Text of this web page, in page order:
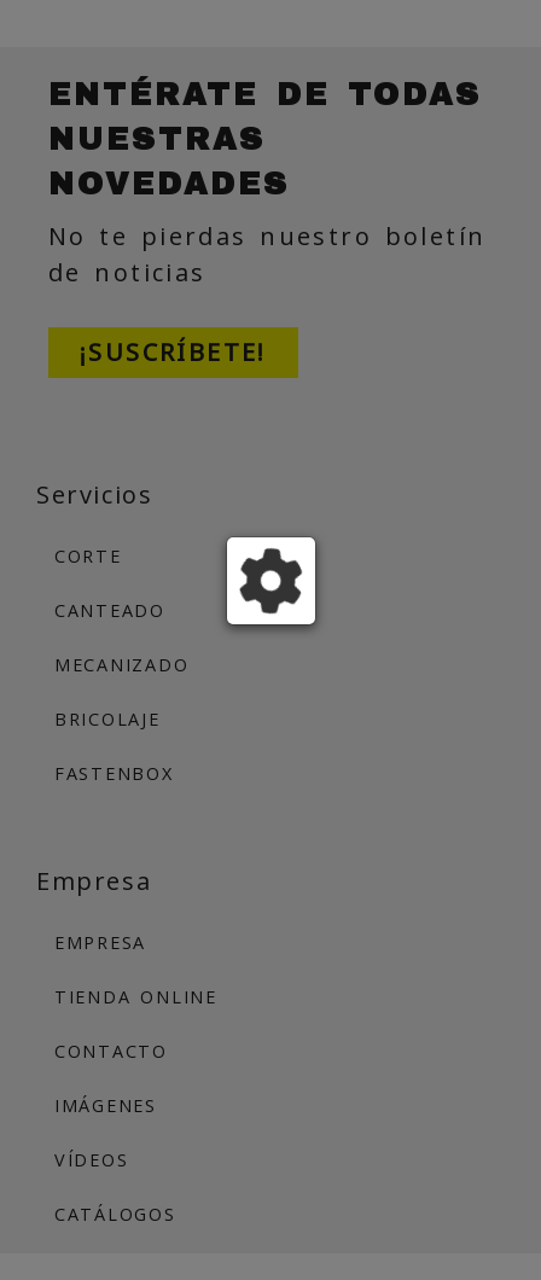
ENTÉRATE DE TODAS
NUESTRAS
NOVEDADES
No te pierdas nuestro boletín
de noticias
¡SUSCRÍBETE!
Servicios
CORTE
CANTEADO
MECANIZADO
BRICOLAJE
FASTENBOX
Empresa
EMPRESA
TIENDA ONLINE
CONTACTO
IMÁGENES
VÍDEOS
CATÁLOGOS